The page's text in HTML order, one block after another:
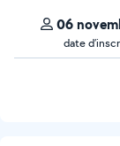
06
date